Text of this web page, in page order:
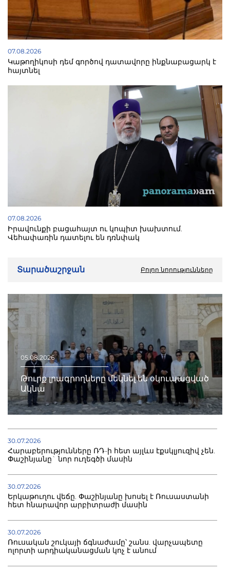
07.08.2026
Կաթողիկոսի դեմ գործով դատավորը ինքնաբացարկ է
հայտնել
07.08.2026
Իրավունքի բացահայտ ու կոպիտ խախտում.
Վեհափառին դատելու են դռնփակ
Տարածաշրջան Բոլոր նորությունները
05.08.2026
Թուրք լրագրողները մեկնել են օկուպացված
Ակնա
30.07.2026
Հարաբերությունները ՌԴ-ի հետ այլևս էքսկլյուզիվ չեն.
Փաշինյանը` նոր ուղեգծի մասին
30.07.2026
Երկաթուղու վեճը. Փաշինյանը խոսել է Ռուսաստանի
հետ հնարավոր արբիտրաժի մասին
30.07.2026
Ռուսական շուկայի ճգնաժամը՝ շանս. վարչապետը
ոլորտի արդիականացման կոչ է անում